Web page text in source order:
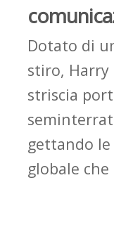
Dotato di
stiro, Harry
striscia
gettando le
globale